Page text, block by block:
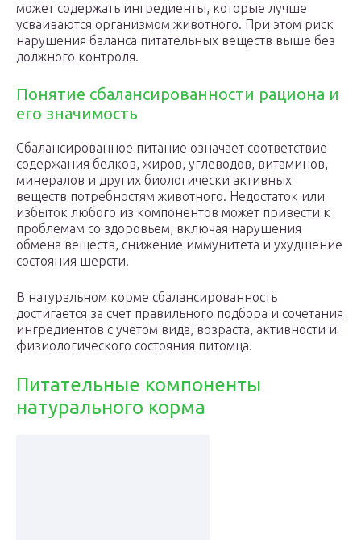
может содержать ингредиенты, которые лучше
усваиваются организмом животного. При этом риск
нарушения баланса питательных веществ выше без
должного контроля.
Понятие сбалансированности рациона и
его значимость
Сбалансированное питание означает соответствие
содержания белков, жиров, углеводов, витаминов,
минералов и других биологически активных
веществ потребностям животного. Недостаток или
избыток любого из компонентов может привести к
проблемам со здоровьем, включая нарушения
обмена веществ, снижение иммунитета и ухудшение
состояния шерсти.
В натуральном корме сбалансированность
достигается за счет правильного подбора и сочетания
ингредиентов с учетом вида, возраста, активности и
физиологического состояния питомца.
Питательные компоненты
натурального корма